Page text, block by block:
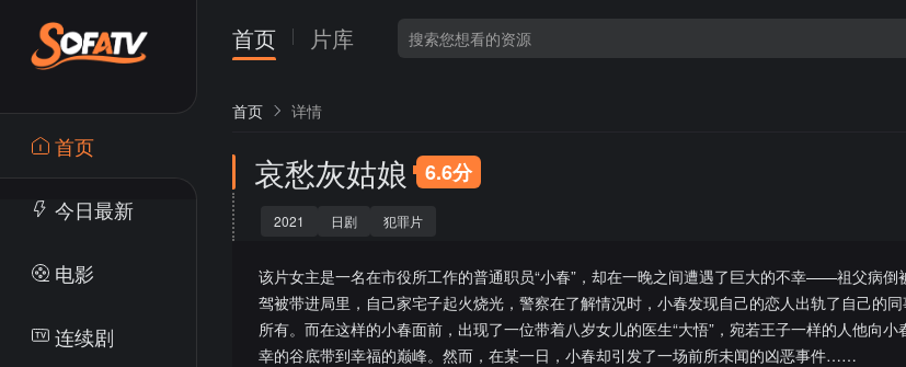
首页
今日最新
电影
连续剧
首页 片库
首页 详情
哀愁灰姑娘 6.6分
2021 日剧 犯罪片
该片女主是一名在市役所工作的普通职员“小春”，却在一晚之间遭遇了巨大的不幸——祖父病倒
驾被带进局里，自己家宅子起火烧光，警察在了解情况时，小春发现自己的恋人出轨了自己的
所有。而在这样的小春面前，出现了一位带着八岁女儿的医生“大悟”，宛若王子一样的人他向小
幸的谷底带到幸福的巅峰。然而，在某一日，小春却引发了一场前所未闻的凶恶事件……